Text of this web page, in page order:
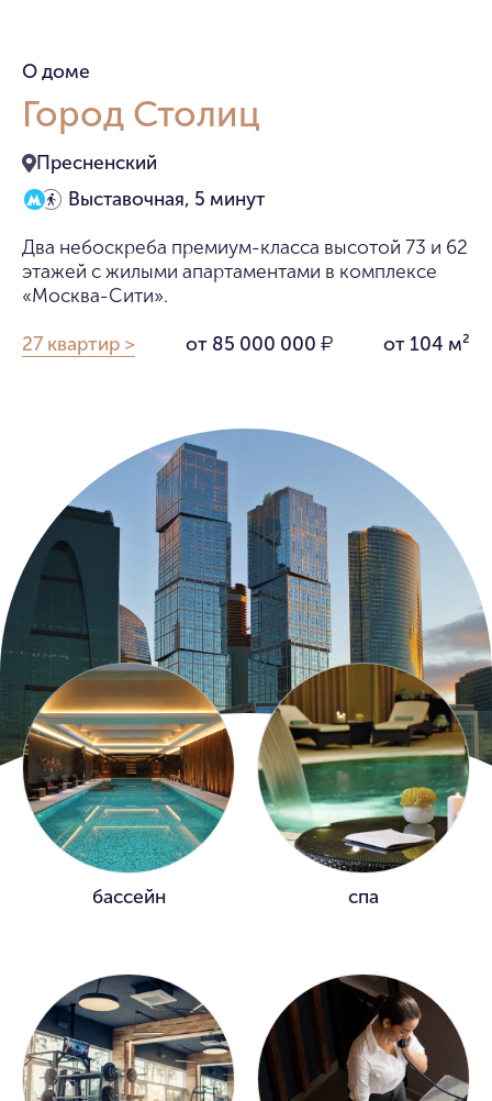
О доме
Город Столиц
Пресненский
Выставочная, 5 минут
Два небоскреба премиум-класса высотой 73 и 62
этажей с жилыми апартаментами в комплексе
«Москва-Сити».
27 квартир > от 85 000 000 ₽ от 104 м²
бассейн спа